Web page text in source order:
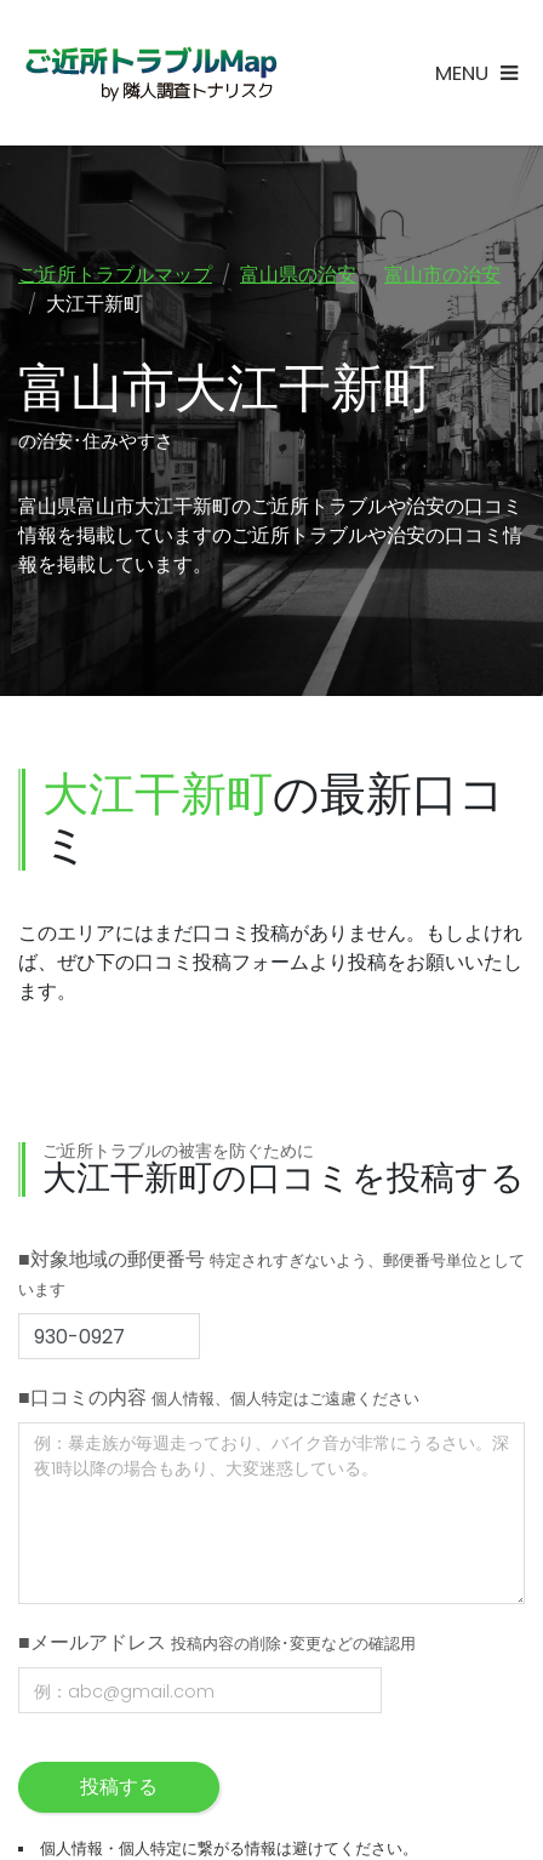
MENU
ご近所トラブルマップ 富山県の治安
富山市の治安
大江干新町
富山市大江干新町
の治安･住みやすさ
富山県富山市大江干新町のご近所トラブルや治安の口コミ
情報を掲載していますのご近所トラブルや治安の口コミ情
報を掲載しています。
大江干新町の最新口コ
ミ
このエリアにはまだ口コミ投稿がありません。もしよけれ
ば、ぜひ下の口コミ投稿フォームより投稿をお願いいたし
ます。
ご近所トラブルの被害を防ぐために
大江干新町の口コミを投稿する
■対象地域の郵便番号 特定されすぎないよう、郵便番号単位として
います
■口コミの内容 個人情報、個人特定はご遠慮ください
■メールアドレス 投稿内容の削除･変更などの確認用
投稿する
個人情報・個人特定に繋がる情報は避けてください。